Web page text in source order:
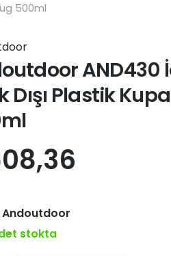
500ml
AND430
Dışı Plastik
Andoutdoor
stokta